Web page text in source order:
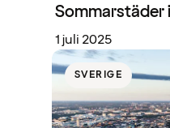
Sommarstäder
1 juli 2025
SVERIGE